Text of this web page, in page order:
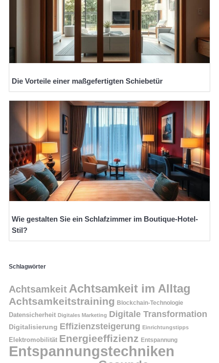
Die Vorteile einer maßgefertigten Schiebetür
Wie gestalten Sie ein Schlafzimmer im Boutique-Hotel-
Stil?
Schlagwörter
Achtsamkeit Achtsamkeit im Alltag
Achtsamkeitstraining Blockchain-Technologie
Datensicherheit Digitales Marketing Digitale Transformation
Digitalisierung Effizienzsteigerung Einrichtungstipps
Elektromobilität Energieeffizienz Entspannung
Entspannungstechniken